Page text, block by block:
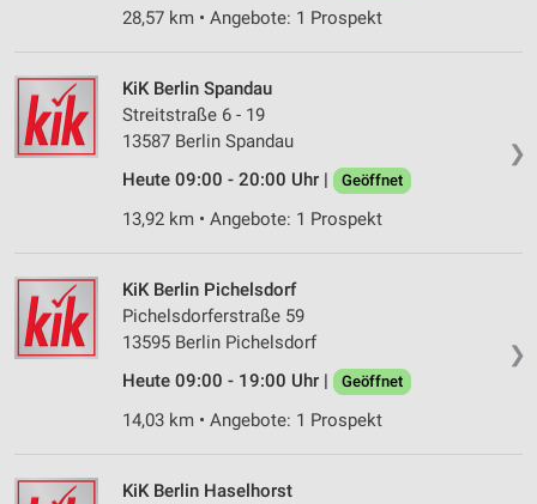
28,57 km • Angebote: 1 Prospekt
❯
KiK Berlin Spandau
Streitstraße 6 - 19
13587 Berlin Spandau
Heute 09:00 - 20:00 Uhr |
Geöffnet
13,92 km • Angebote: 1 Prospekt
❯
KiK Berlin Pichelsdorf
Pichelsdorferstraße 59
13595 Berlin Pichelsdorf
Heute 09:00 - 19:00 Uhr |
Geöffnet
14,03 km • Angebote: 1 Prospekt
KiK Berlin Haselhorst